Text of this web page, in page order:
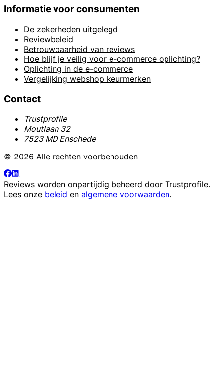
Informatie voor consumenten
De zekerheden uitgelegd
Reviewbeleid
Betrouwbaarheid van reviews
Hoe blijf je veilig voor e-commerce oplichting?
Oplichting in de e-commerce
Vergelijking webshop keurmerken
Contact
Trustprofile
Moutlaan 32
7523 MD Enschede
© 2026 Alle rechten voorbehouden
Reviews worden onpartijdig beheerd door Trustprofile.
Lees onze beleid en algemene voorwaarden.